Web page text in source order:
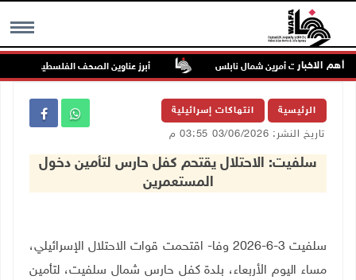
MENU أهم الاخبار
زراعيا من بيت أمرين شمال نابلس أبرز عناوين الصحف الفلسطينية
الرئيسية انتهاكات إسرائيلية
تاريخ النشر: 03/06/2026 03:55 م
سلفيت: الاحتلال يقتحم كفل حارس لتأمين دخول
المستعمرين
سلفيت 3-6-2026 وفا- اقتحمت قوات الاحتلال الإسرائيلي،
مساء اليوم الأربعاء، بلدة كفل حارس شمال سلفيت، لتأمين